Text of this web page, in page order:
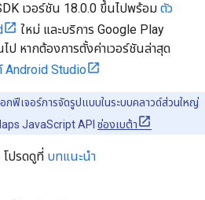
เวอร์ชัน 18.0.0 ขึ้นไปพร้อม ตัว
ใหม่ และบริการ Google Play
ป หากต้องการตั้งค่าเวอร์ชันล่าสุด
Android Studio
กฟีเจอร์การจัดรูปแบบในระบบคลาวด์ส่วนใหญ่
JavaScript API ช่องเบต้า
โปรดดูที่ บทแนะนำ